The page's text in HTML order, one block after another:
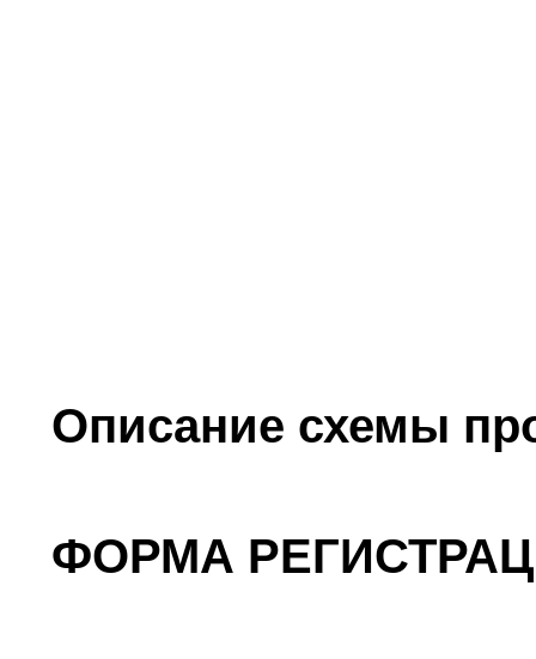
Описание схемы
ФОРМА